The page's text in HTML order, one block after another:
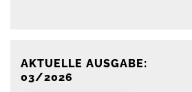
AKTUELLE AUSGABE:
03/2026